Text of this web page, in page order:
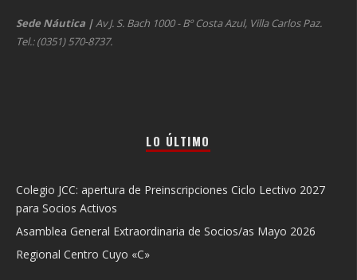
Sede Náutica |Av J. S. Bach 1000 - Bº Costa Azul, Villa Carlos Paz.
Tel.: (0351) 570-8737.
LO ÚLTIMO
Colegio JCC: apertura de Preinscripciones Ciclo Lectivo 2027
para Socios Activos
Asamblea General Extraordinaria de Socios/as Mayo 2026
Regional Centro Cuyo «C»